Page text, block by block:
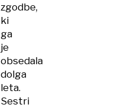
zgodbe,
ki
ga
je
obsedala
dolga
leta.
Sestri